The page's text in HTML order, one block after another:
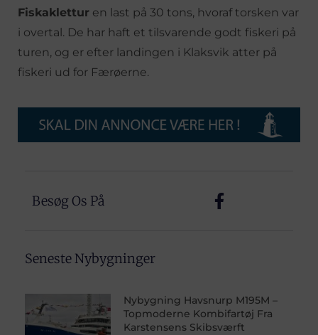
Fiskaklettur en last på 30 tons, hvoraf torsken var
i overtal. De har haft et tilsvarende godt fiskeri på
turen, og er efter landingen i Klaksvik atter på
fiskeri ud for Færøerne.
Besøg Os På
Seneste Nybygninger
Nybygning Havsnurp M195M –
Topmoderne Kombifartøj Fra
Karstensens Skibsværft